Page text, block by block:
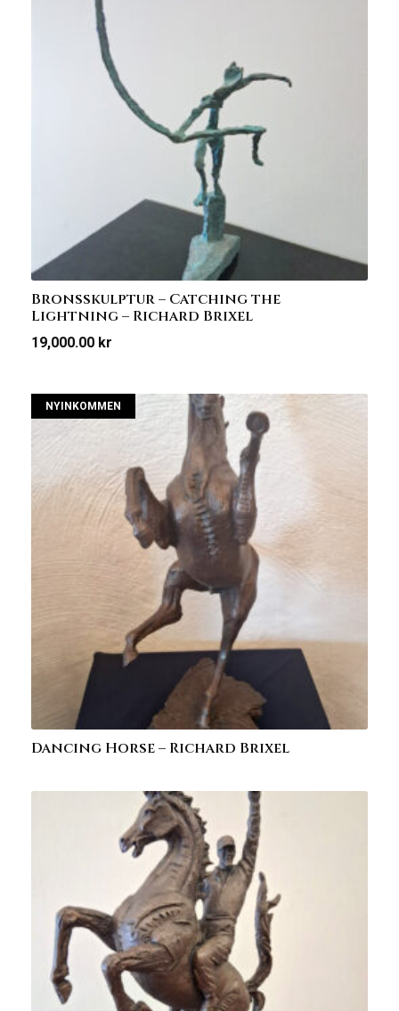
Bronsskulptur – Catching the
Lightning – Richard Brixel
19,000.00 kr
Dancing Horse – Richard Brixel
NYINKOMMEN